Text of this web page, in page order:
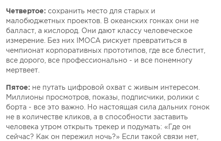
Четвертое: сохранить место для старых и
малобюджетных проектов. В океанских гонках они не
балласт, а кислород. Они дают классу человеческое
измерение. Без них IMOCA рискует превратиться в
чемпионат корпоративных прототипов, где все блестит,
все дорого, все профессионально - и все понемногу
мертвеет.
Пятое: не путать цифровой охват с живым интересом.
Миллионы просмотров, показы, подписчики, ролики с
борта - все это важно. Но настоящая сила дальних гонок
не в количестве кликов, а в способности заставить
человека утром открыть трекер и подумать: «Где он
сейчас? Как он пережил ночь?» Если такой связи нет,